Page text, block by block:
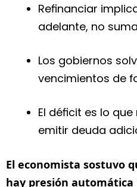
Refinanciar
adelante, no
Los gobiernos
vencimientos de
El déficit es lo
emitir deuda
El economista sostuvo
hay presión